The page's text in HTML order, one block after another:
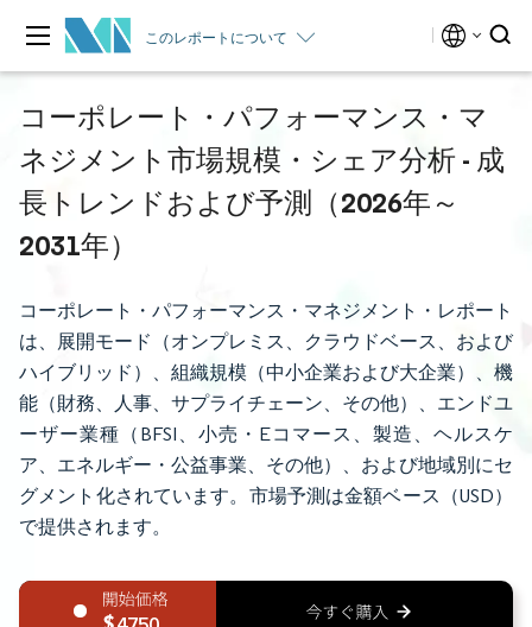
このレポートについて
コーポレート・パフォーマンス・マ
ネジメント市場規模・シェア分析 - 成
長トレンドおよび予測（2026年～
2031年）
コーポレート・パフォーマンス・マネジメント・レポート
は、展開モード（オンプレミス、クラウドベース、および
ハイブリッド）、組織規模（中小企業および大企業）、機
能（財務、人事、サプライチェーン、その他）、エンドユ
ーザー業種（BFSI、小売・Eコマース、製造、ヘルスケ
ア、エネルギー・公益事業、その他）、および地域別にセ
グメント化されています。市場予測は金額ベース（USD）
で提供されます。